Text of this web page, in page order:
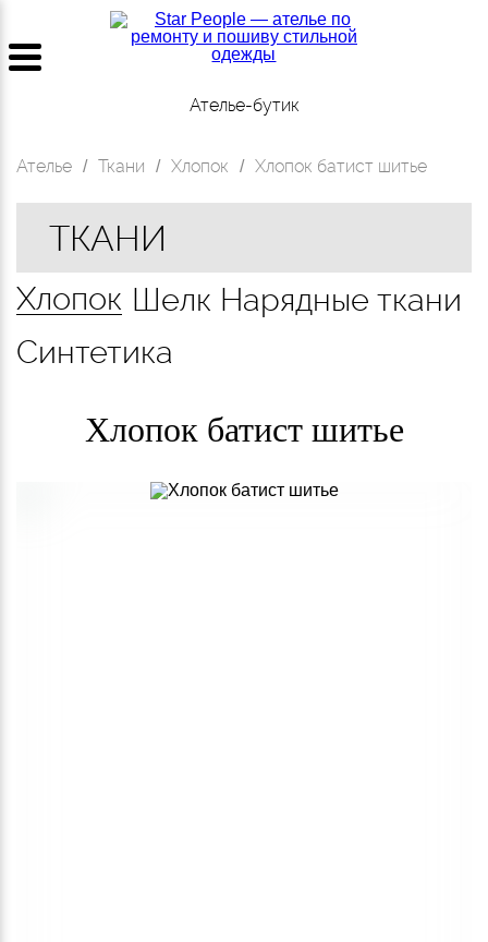
Ателье-бутик
Ателье / Ткани / Хлопок / Хлопок батист шитье
ТКАНИ
Хлопок Шелк Нарядные ткани
Синтетика
Хлопок батист шитье